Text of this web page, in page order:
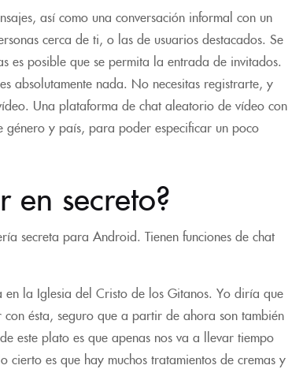
así como una conversación informal con un
cerca de ti, o las de usuarios destacados. Se
es posible que se permita la entrada de invitados.
absolutamente nada. No necesitas registrarte, y
Una plataforma de chat aleatorio de vídeo con
género y país, para poder especificar un poco
en secreto?
secreta para Android. Tienen funciones de chat
la Iglesia del Cristo de los Gitanos. Yo diría que
ésta, seguro que a partir de ahora son también
este plato es que apenas nos va a llevar tiempo
es que hay muchos tratamientos de cremas y